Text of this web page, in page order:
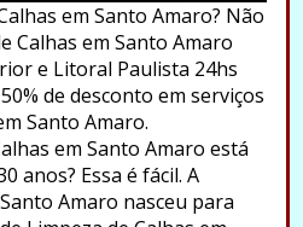
em Santo Amaro? Não
Calhas em Santo Amaro
e Litoral Paulista 24hs
de desconto em serviços
Santo Amaro.
em Santo Amaro está
anos? Essa é fácil. A
Amaro nasceu para